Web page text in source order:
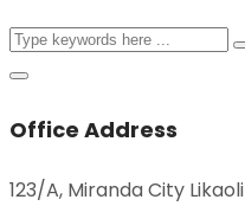
Office Address
123/A, Miranda City Likaoli